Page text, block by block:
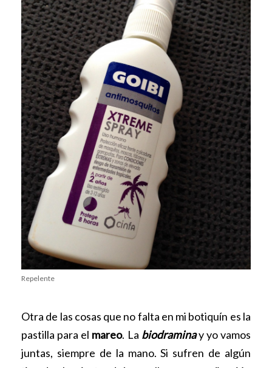
Repelente
Otra de las cosas que no falta en mi botiquín es la
pastilla para el mareo. La biodraminay yo vamos
juntas, siempre de la mano. Si sufren de algún